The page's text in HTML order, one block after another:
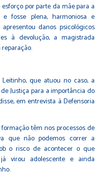
por parte da mãe para a
fosse plena, harmoniosa e
danos psicológicos
à devolução, a magistrada
que atuou no caso, a
Justiça para a importância do
em entrevista à Defensoria
têm nos processos de
que não podemos correr a
o risco de acontecer o que
virou adolescente e ainda